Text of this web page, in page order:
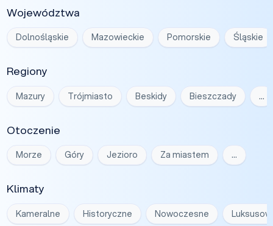
Województwa
Dolnośląskie Mazowieckie Pomorskie Śląskie
Regiony
Mazury Trójmiasto Beskidy Bieszczady …
Otoczenie
Morze Góry Jezioro Za miastem …
Klimaty
Kameralne Historyczne Nowoczesne